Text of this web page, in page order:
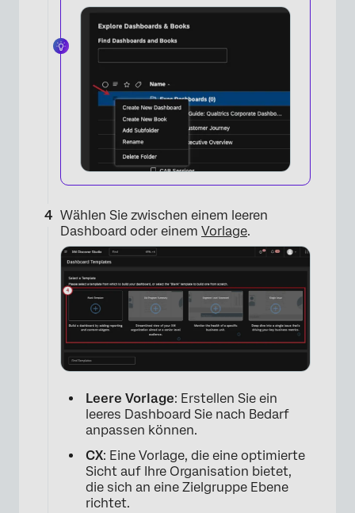
×
Wählen Sie zwischen einem leeren
Dashboard oder einem Vorlage.
Leere Vorlage: Erstellen Sie ein
leeres Dashboard Sie nach Bedarf
anpassen können.
CX: Eine Vorlage, die eine optimierte
Sicht auf Ihre Organisation bietet,
die sich an eine Zielgruppe Ebene
richtet.